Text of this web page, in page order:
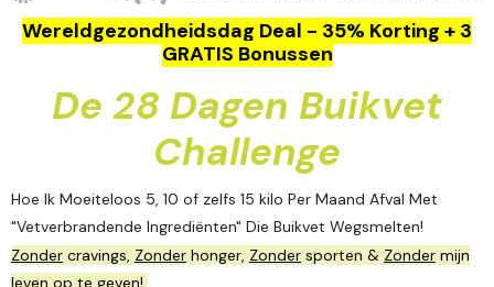
Wereldgezondheidsdag Deal - 35% Korting + 3
GRATIS Bonussen
De 28 Dagen Buikvet
Challenge
Hoe Ik Moeiteloos 5, 10 of zelfs 15 kilo Per Maand Afval Met
"Vetverbrandende Ingrediënten" Die Buikvet Wegsmelten!
Zonder cravings, Zonder honger, Zonder sporten & Zonder mijn
leven op te geven!